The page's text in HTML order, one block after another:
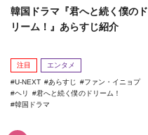
韓国ドラマ『君へと続く僕のド
リーム！』あらすじ紹介
注目 エンタメ
U-NEXT あらすじ
ファン・イニョプ
ヘリ
君へと続く僕のドリーム！
韓国ドラマ